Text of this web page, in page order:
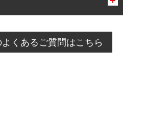
スの組み合わせに限り、同時にご予約が
います。
3営業日前を過ぎている場合のご予約
きましては、直接ご予約の店舗まで
くあるご質問はこちら